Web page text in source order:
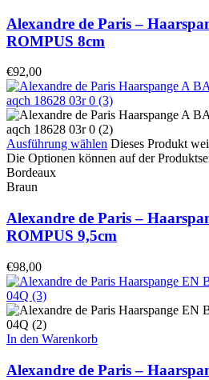
Alexandre de Paris –
ROMPUS 8cm
€92,00
Ausführung wählen Dieses Produkt
Die Optionen können auf der
Bordeaux
Braun
Alexandre de Paris –
ROMPUS 9,5cm
€98,00
In den Warenkorb
Alexandre de Paris –